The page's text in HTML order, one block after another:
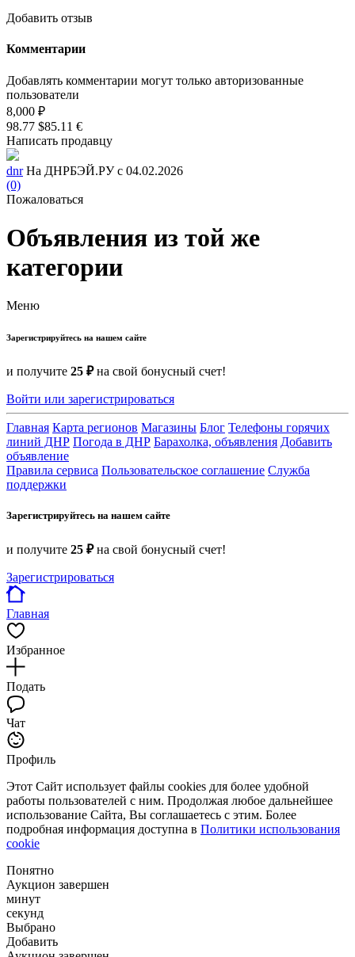
Добавить отзыв
Комментарии
Добавлять комментарии могут только авторизованные
пользователи
8,000 ₽
98.77 $85.11 €
Написать продавцу
dnr На ДНРБЭЙ.РУ с 04.02.2026
(0)
Пожаловаться
Объявления из той же
категории
Меню
Зарегистрируйтесь на нашем сайте
и получите 25 ₽на свой бонусный счет!
Войти или зарегистрироваться
Главная Карта регионов Магазины Блог Телефоны горячих
линий ДНР Погода в ДНР Барахолка, объявления Добавить
объявление
Правила сервиса Пользовательское соглашение Служба
поддержки
Зарегистрируйтесь на нашем сайте
и получите 25 ₽на свой бонусный счет!
Зарегистрироваться
Главная
Избранное
Подать
Чат
Профиль
Этот Сайт использует файлы cookies для более удобной
работы пользователей с ним. Продолжая любое дальнейшее
использование Сайта, Вы соглашаетесь с этим. Более
подробная информация доступна в Политики использования
cookie
Понятно
Аукцион завершен
минут
секунд
Выбрано
Добавить